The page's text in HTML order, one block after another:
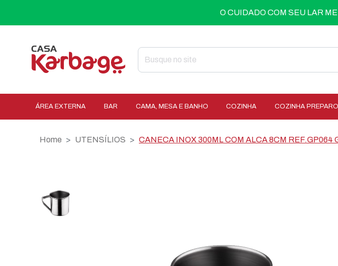
O CUIDADO COM SEU LAR
ÁREA EXTERNA BAR CAMA, MESA E BANHO COZINHA COZINHA PREPARO
Home UTENSÍLIOS CANECA INOX 300ML COM ALCA 8CM REF.GP064